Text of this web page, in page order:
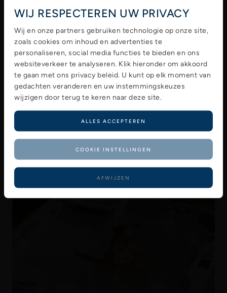
WIJ RESPECTEREN UW PRIVACY
Wij en onze partners gebruiken technologie op onze site,
zoals cookies om inhoud en advertenties te
personaliseren, social media functies te bieden en ons
websiteverkeer te analyseren. Klik hieronder om akkoord
te gaan met ons privacy beleid. U kunt op elk moment van
gedachten veranderen en uw instemmingskeuzes
wijzigen door terug te keren naar deze site.
ALLES ACCEPTEREN
COOKIE INSTELLINGEN
AFWIJZEN